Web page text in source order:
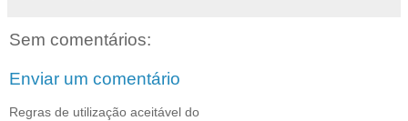
Sem comentários:
Enviar um comentário
Regras de utilização aceitável do